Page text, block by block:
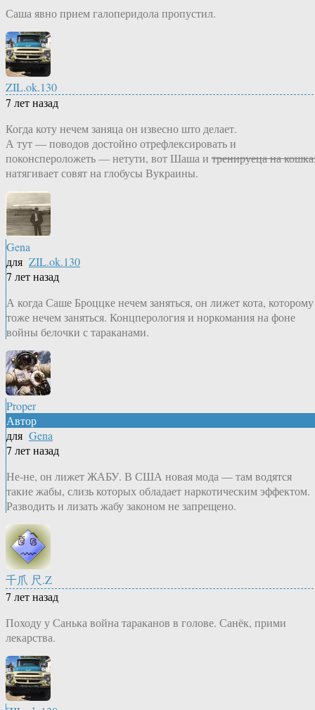
Саша явно прием галоперидола пропустил.
ZIL.ok.130
7 лет назад
Когда коту нечем заняца он извесно што делает.
А тут — поводов достойно отрефлексировать и
поконспероложеть — нетути, вот Шаша и тренируеца на
натягивает совят на глобусы Вукраины.
Gena
для ZIL.ok.130
7 лет назад
А когда Саше Броццке нечем заняться, он лижет кота, которому
тоже нечем заняться. Концперология и норкомания на фоне
войны белочки с тараканами.
Proper
Автор
для Gena
7 лет назад
Не-не, он лижет ЖАБУ. В США новая мода — там водятся
такие жабы, слизь которых обладает наркотическим эффектом.
Разводить и лизать жабу законом не запрещено.
千爪 尺.Z
7 лет назад
Походу у Санька война тараканов в голове. Санёк, прими
лекарства.